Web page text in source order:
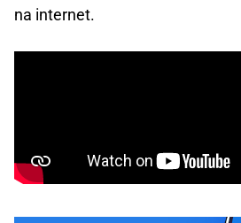
na internet.